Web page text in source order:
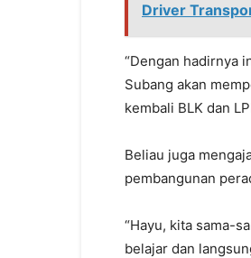
Driver
“Dengan hadirnya
Subang akan
kembali BLK dan
Beliau juga
pembangunan
“Hayu, kita sama-
belajar dan